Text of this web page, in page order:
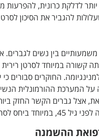
לדלקת כרונית, להפרעות
להגביר את הסיכון
בין נשים לגברים.
לאחר גיל 30 הייתה קשורה במיוחד
החוקרים סבורים
המערכת ההורמונלית
אצל גברים הקשר החזק
הכבד והוושט.
ההשמנה